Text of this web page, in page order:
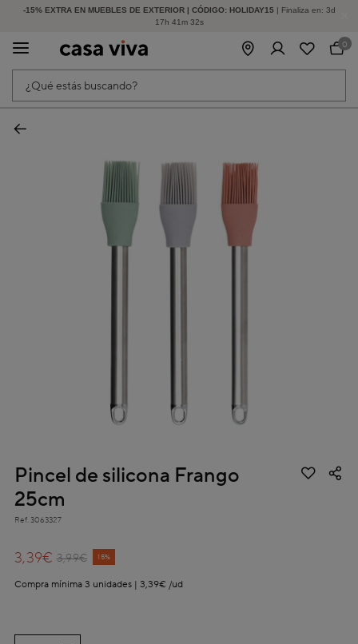
-15% EXTRA EN MUEBLES DE EXTERIOR | CÓDIGO: HOLIDAY15 | Finaliza en: 3d
17h 41m 32s
HASTA -60% DE DESCUENTO | SEGUNDAS REBAJAS
¿Qué estás buscando?
0
Pincel de silicona Frango
25cm
Ref. 3063327
Price reduced from
3,99€
to 15%
3,39€
Compra mínima 3 unidades | 3,39€ /ud